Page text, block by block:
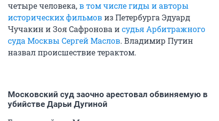
четыре человека,в том числе гиды и авторы
исторических фильмовиз Петербурга Эдуард
Чучакин и Зоя Сафронова исудья Арбитражного
суда Москвы Сергей Маслов. Владимир Путин
назвал происшествие терактом.
Московский суд заочно арестовал обвиняемую в
убийстве Дарьи Дугиной